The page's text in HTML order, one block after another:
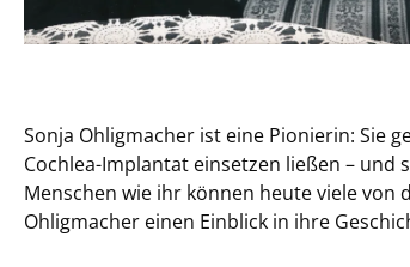
Sonja Ohligmacher ist eine Pionierin: Sie
Cochlea-Implantat einsetzen ließen –
Menschen wie ihr können heute viele von
Ohligmacher einen Einblick in ihre